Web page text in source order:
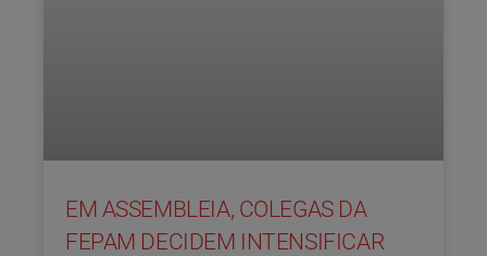
EM ASSEMBLEIA, COLEGAS DA
FEPAM DECIDEM INTENSIFICAR